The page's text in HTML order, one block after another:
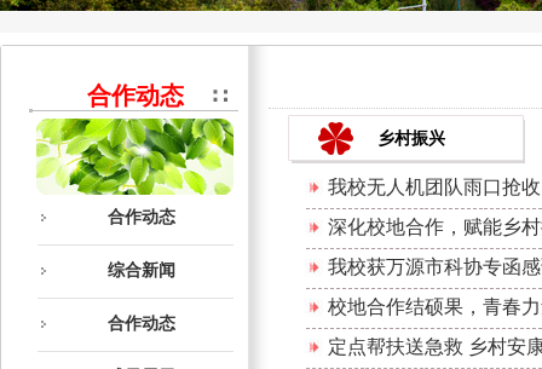
合作动态
合作动态
综合新闻
合作动态
乡村振兴
我校无人机团队雨口抢
深化校地合作，赋能乡
我校获万源市科协专函
校地合作结硕果，青春
定点帮扶送急救 乡村安